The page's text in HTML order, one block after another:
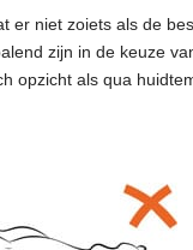
er niet zoiets als de
zijn in de keuze
opzicht als qua